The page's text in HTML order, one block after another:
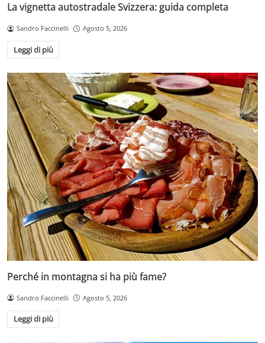
La vignetta autostradale Svizzera: guida completa
Sandro Faccinelli Agosto 5, 2026
Leggi di più
Perché in montagna si ha più fame?
Sandro Faccinelli Agosto 5, 2026
Leggi di più